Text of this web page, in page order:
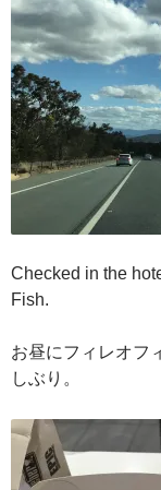
Checked in the
Fish.
お昼にフィレオフ
しぶり。